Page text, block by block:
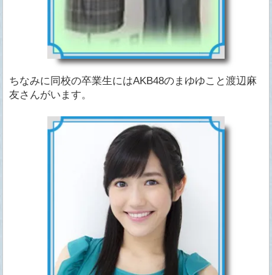
ちなみに同校の卒業生にはAKB48のまゆゆこと渡辺麻
友さんがいます。